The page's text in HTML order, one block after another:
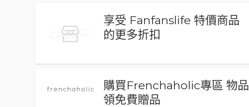
享受 Fanfanslife 特價商品
的更多折扣
購買Frenchaholic專區 物品
領免費贈品